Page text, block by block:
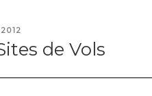
de Vols